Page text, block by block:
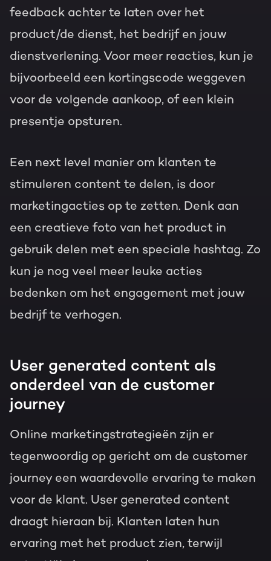
feedback achter te laten over het
product/de dienst, het bedrijf en jouw
dienstverlening. Voor meer reacties, kun je
bijvoorbeeld een kortingscode weggeven
voor de volgende aankoop, of een klein
presentje opsturen.
Een next level manier om klanten te
stimuleren content te delen, is door
marketingacties op te zetten. Denk aan
een creatieve foto van het product in
gebruik delen met een speciale hashtag. Zo
kun je nog veel meer leuke acties
bedenken om het engagement met jouw
bedrijf te verhogen.
User generated content als
onderdeel van de customer
journey
Online marketingstrategieën zijn er
tegenwoordig op gericht om de customer
journeyeen waardevolle ervaring te maken
voor de klant. User generated content
draagt hieraan bij. Klanten laten hun
ervaring met het product zien, terwijl